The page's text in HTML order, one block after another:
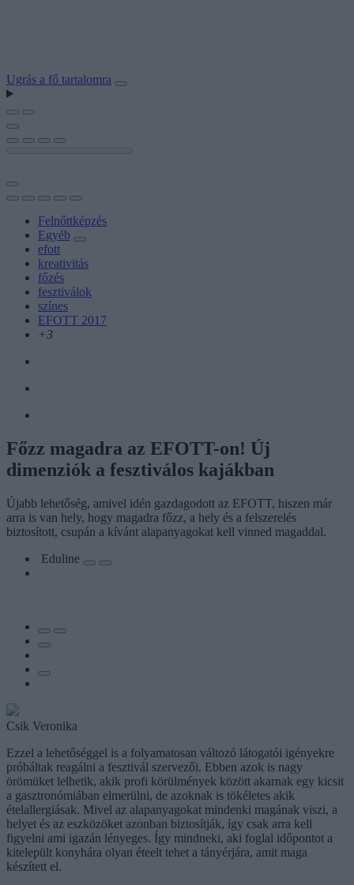
Ugrás a fő tartalomra
Felnőttképzés
Egyéb
efott
kreativitás
főzés
fesztiválok
színes
EFOTT 2017
+3
Főzz magadra az EFOTT-on! Új
dimenziók a fesztiválos kajákban
Újabb lehetőség, amivel idén gazdagodott az EFOTT, hiszen már
arra is van hely, hogy magadra főzz, a hely és a felszerelés
biztosított, csupán a kívánt alapanyagokat kell vinned magaddal.
Eduline
Csik Veronika
Ezzel a lehetőséggel is a folyamatosan változó látogatói igényekre
próbáltak reagálni a fesztivál szervezői. Ebben azok is nagy
örömüket lelhetik, akik profi körülmények között akarnak egy kicsit
a gasztronómiában elmerülni, de azoknak is tökéletes akik
ételallergiásak. Mivel az alapanyagokat mindenki magának viszi, a
helyet és az eszközöket azonban biztosítják, így csak arra kell
figyelni ami igazán lényeges. Így mindneki, aki foglal időpontot a
kitelepült konyhára olyan éteelt tehet a tányérjára, amit maga
készített el.